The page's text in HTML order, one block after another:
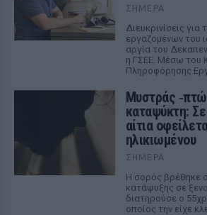
ΣΉΜΕΡΑ
Διευκρινίσεις για
εργαζομένων του
αργία του
η ΓΣΕΕ. Μέσω του
Πληροφόρησης
Μυστράς
καταψύκτη:
αίτια
ηλικιωμένου
ΣΉΜΕΡΑ
Η σορός βρέθηκε
κατάψυξης σε
διατηρούσε ο
οποίος την είχε